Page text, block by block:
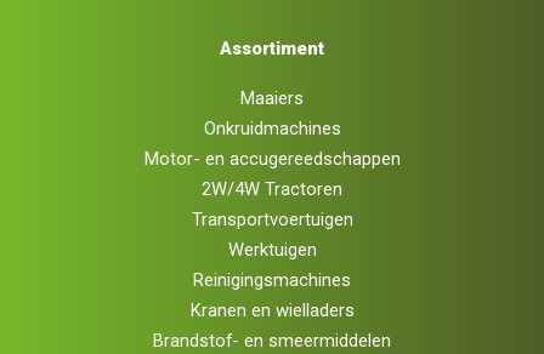
Assortiment
Maaiers
Onkruidmachines
Motor- en accugereedschappen
2W/4W Tractoren
Transportvoertuigen
Werktuigen
Reinigingsmachines
Kranen en wielladers
Brandstof- en smeermiddelen